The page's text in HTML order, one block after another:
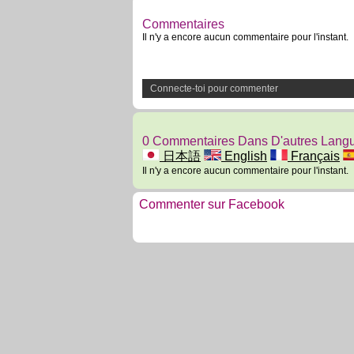
Commentaires
Il n'y a encore aucun commentaire pour l'instant.
Connecte-toi pour commenter
0 Commentaires Dans D'autres
日本語
English Français
Il n'y a encore aucun commentaire pour l'instant.
Commenter sur Facebook